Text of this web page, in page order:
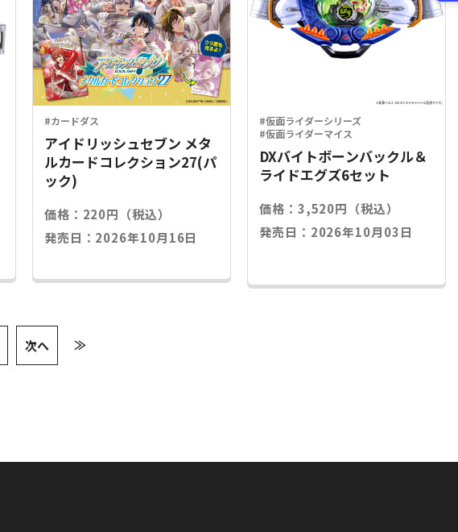
#カードダス
アイドリッシュセブン メタ
ルカードコレクション27(パ
ック)
価格：220円（税込）
発売日：2026年10月16日
#仮面ライダーシリーズ
#仮面ライダーマイス
DXバイトボーンバックル＆
ライドエグズ6セット
価格：3,520円（税込）
発売日：2026年10月03日
次へ ≫